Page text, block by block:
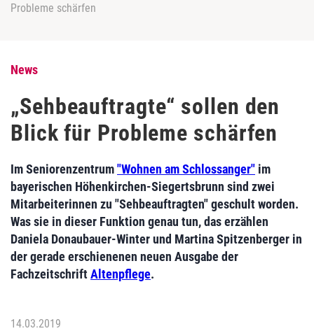
Probleme schärfen
News
„Sehbeauftragte“ sollen den
Blick für Probleme schärfen
Im Seniorenzentrum"Wohnen am Schlossanger" im
bayerischen Höhenkirchen-Siegertsbrunn sind zwei
Mitarbeiterinnen zu "Sehbeauftragten" geschult worden.
Was sie in dieser Funktion genau tun, das erzählen
Daniela Donaubauer-Winter und Martina Spitzenberger in
der gerade erschienenen neuen Ausgabe der
FachzeitschriftAltenpflege.
14.03.2019